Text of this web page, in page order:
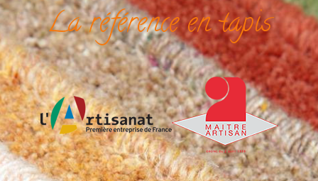
La référence en tapis